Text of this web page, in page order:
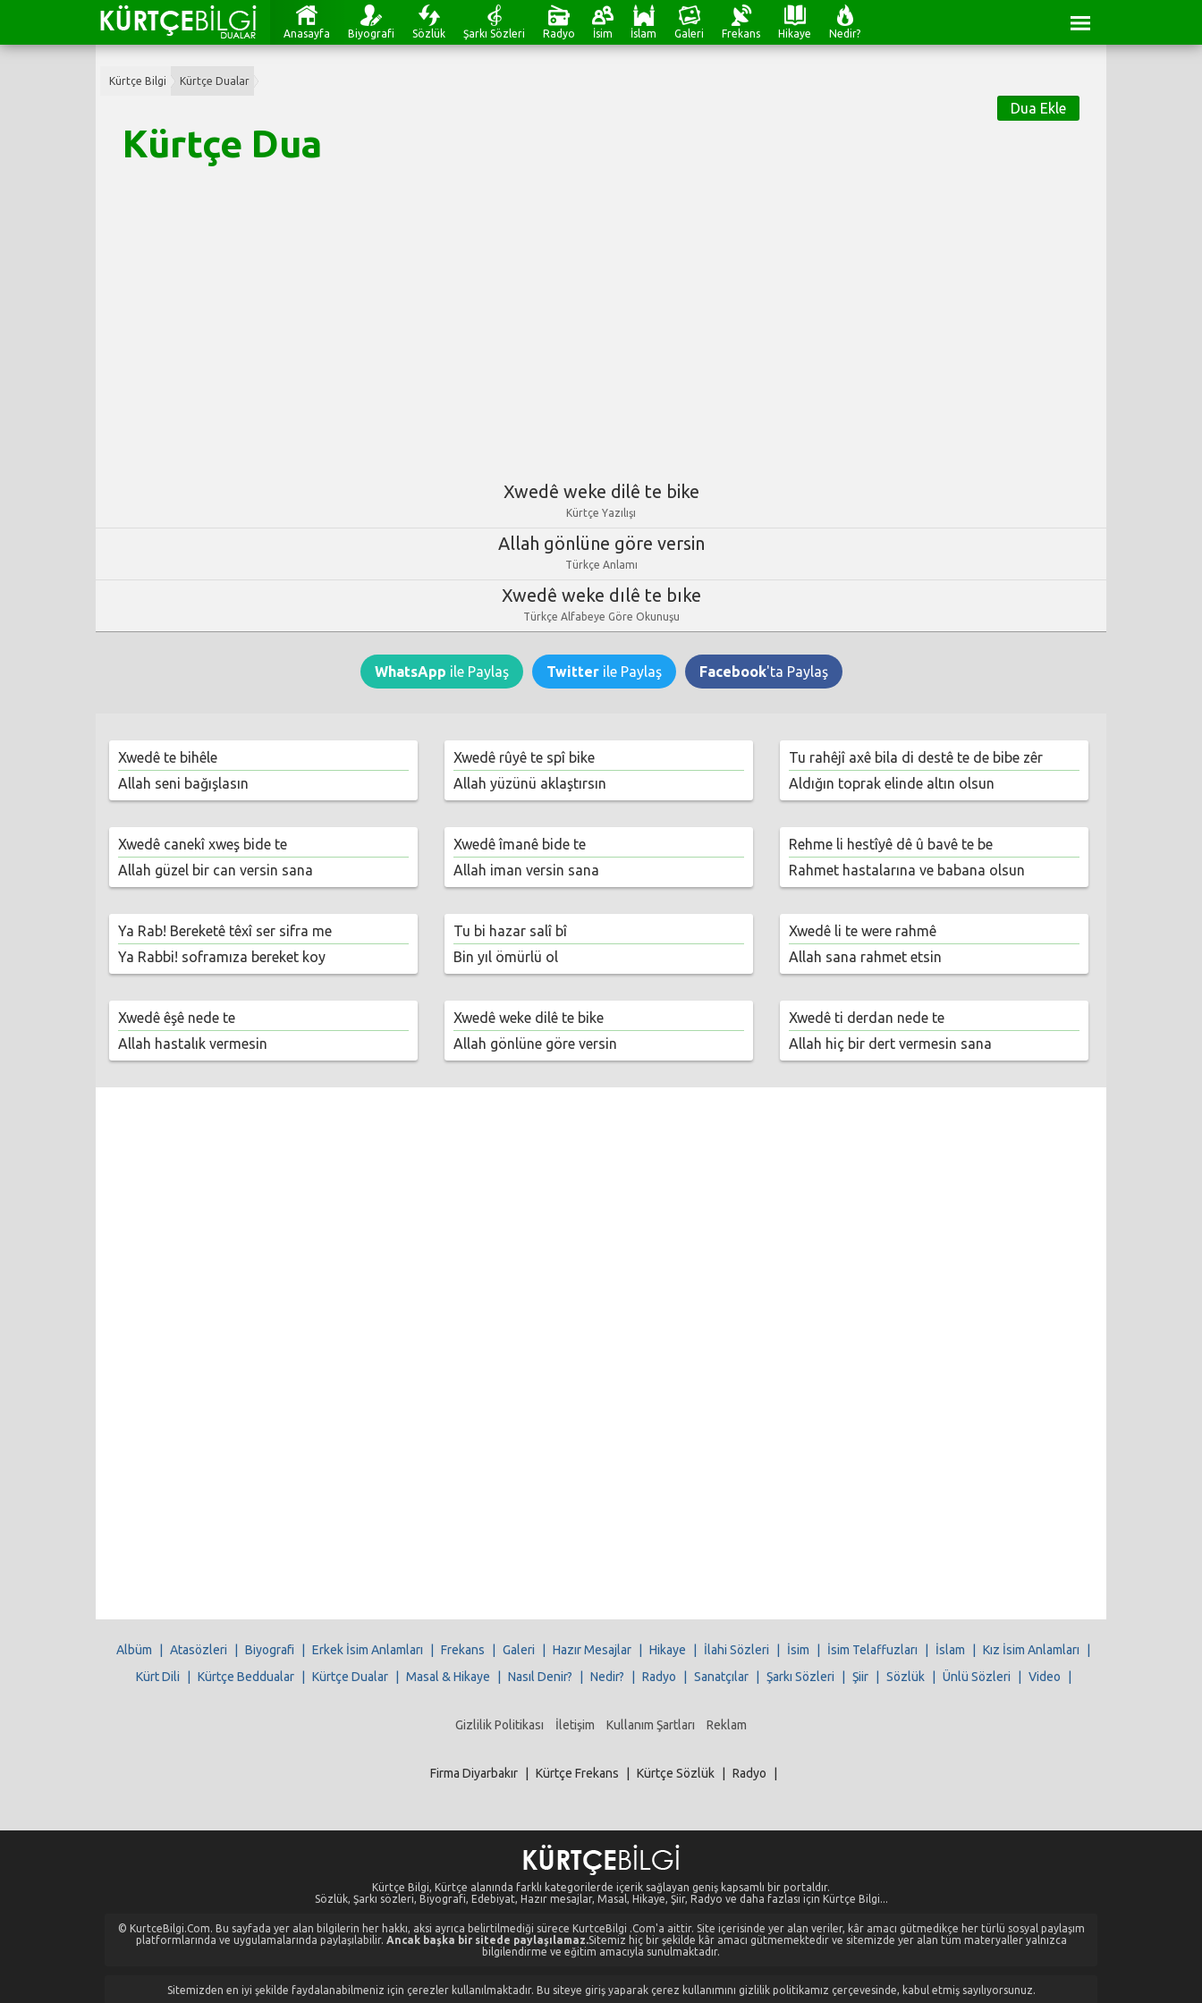
Anasayfa Biyografi Sözlük Şarkı Sözleri Radyo İsim İslam Galeri Frekans Hikaye Nedir?
Kürtçe Bilgi Kürtçe Dualar
Dua Ekle
Kürtçe Dua
Xwedê weke dilê te bike
Kürtçe Yazılışı
Allah gönlüne göre versin
Türkçe Anlamı
Xwedê weke dılê te bıke
Türkçe Alfabeye Göre Okunuşu
WhatsApp ile Paylaş Twitterile Paylaş Facebook'ta Paylaş
Xwedê te bihêle
Allah seni bağışlasın
Xwedê rûyê te spî bike
Allah yüzünü aklaştırsın
Tu rahêjî axê bila di destê te de bibe zêr
Aldığın toprak elinde altın olsun
Xwedê canekî xweş bide te
Allah güzel bir can versin sana
Xwedê îmanê bide te
Allah iman versin sana
Rehme li hestîyê dê û bavê te be
Rahmet hastalarına ve babana olsun
Ya Rab! Bereketê têxî ser sifra me
Ya Rabbi! soframıza bereket koy
Tu bi hazar salî bî
Bin yıl ömürlü ol
Xwedê li te were rahmê
Allah sana rahmet etsin
Xwedê êşê nede te
Allah hastalık vermesin
Xwedê weke dilê te bike
Allah gönlüne göre versin
Xwedê ti derdan nede te
Allah hiç bir dert vermesin sana
Albüm Atasözleri Biyografi Erkek İsim Anlamları Frekans Galeri Hazır Mesajlar Hikaye İlahi Sözleri İsim İsim Telaffuzları İslam Kız İsim Anlamları
Kürt Dili
Kürtçe Beddualar Kürtçe Dualar Masal & Hikaye Nasıl Denir? Nedir? Radyo Sanatçılar Şarkı Sözleri Şiir Sözlük Ünlü Sözleri Video
Gizlilik Politikası İletişim Kullanım Şartları Reklam
Firma Diyarbakır Kürtçe Frekans Kürtçe Sözlük Radyo
Kürtçe Bilgi, Kürtçe alanında farklı kategorilerde içerik sağlayan geniş kapsamlı bir portaldır.
Sözlük, Şarkı sözleri, Biyografi, Edebiyat, Hazır mesajlar, Masal, Hikaye, Şiir, Radyo ve daha fazlası için Kürtçe Bilgi...
© KurtceBilgi.Com. Bu sayfada yer alan bilgilerin her hakkı, aksi ayrıca belirtilmediği sürece KurtceBilgi .Com'a aittir. Site içerisinde yer alan veriler, kâr amacı gütmedikçe her türlü sosyal paylaşım
platformlarında ve uygulamalarında paylaşılabilir. Ancak başka bir sitede paylaşılamaz.Sitemiz hiç bir şekilde kâr amacı gütmemektedir ve sitemizde yer alan tüm materyaller yalnızca
bilgilendirme ve eğitim amacıyla sunulmaktadır.
Sitemizden en iyi şekilde faydalanabilmeniz için çerezler kullanılmaktadır. Bu siteye giriş yaparak çerez kullanımını gizlilik politikamız çerçevesinde, kabul etmiş sayılıyorsunuz.